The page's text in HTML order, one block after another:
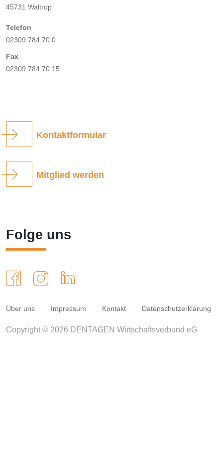
45731 Waltrop
Telefon
02309 784 70 0
Fax
02309 784 70 15
Kontaktformular
Mitglied werden
Folge uns
Über uns Impressum Kontakt Datenschutzerklärung
Copyright © 2026 DENTAGEN Wirtschaftsverbund eG